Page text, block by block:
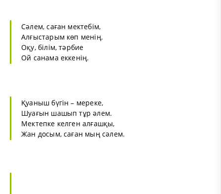
Сәлем, саған мектебім,
Алғыстарым көп менің.
Оқу, білім, тәрбие
Ой санама еккенің.
Қуаныш бүгін – мереке,
Шуағын шашып тұр әлем.
Мектепке келген алғашқы,
Жан досым, саған мың сәлем.